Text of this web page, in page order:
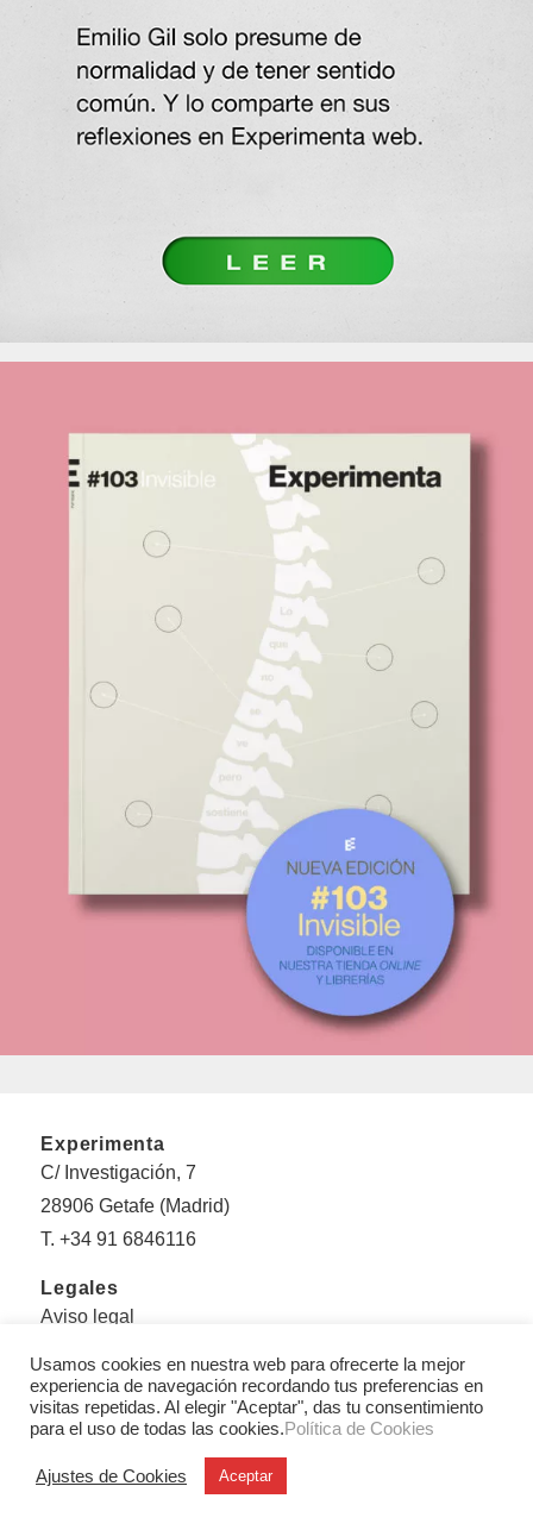
Experimenta
C/ Investigación, 7
28906 Getafe (Madrid)
T. +34 91 6846116
Legales
Aviso legal
Politica de privacidad
Política de cookies
Sobre Experimenta
Editorial Experimenta
Usamos cookies en nuestra web para ofrecerte la mejor
experiencia de navegación recordando tus preferencias en
visitas repetidas. Al elegir "Aceptar", das tu consentimiento
para el uso de todas las cookies.Política de Cookies
Ajustes de Cookies Aceptar